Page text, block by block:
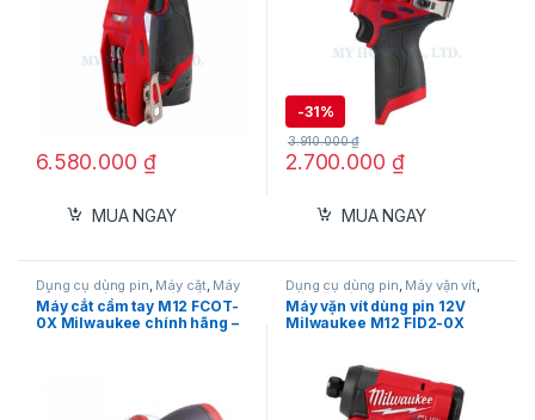
6.580.000 ₫
MUA NGAY
-31%
2.700.000 ₫
3.910.000₫
MUA NGAY
Dụng cụ dùng pin Máy cắt, Máy
cắt gạch dùng pin, Máy cắt kim
loại dùng pin,Máy cắt ống dùng
pin, Máy cắt sắt thép dùng pin
Máy cắt cầm tay M12 FCOT-
0X Milwaukee chính hãng –
Dụng cụ dùng pin Máy vặn vít,
Máy vặn vít dùng pin 12V,
Milwaukee
Máy vặn vít dùng pin 12V
Milwaukee M12 FID2-0X